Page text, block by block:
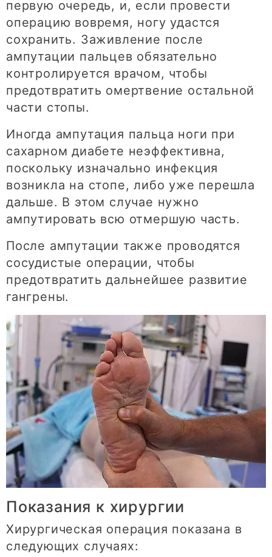
первую очередь, и, если провести
операцию вовремя, ногу удастся
сохранить. Заживление после
ампутации пальцев обязательно
контролируется врачом, чтобы
предотвратить омертвение остальной
части стопы.
Иногда ампутация пальца ноги при
сахарном диабете неэффективна,
поскольку изначально инфекция
возникла на стопе, либо уже перешла
дальше. В этом случае нужно
ампутировать всю отмершую часть.
После ампутации также проводятся
сосудистые операции, чтобы
предотвратить дальнейшее развитие
гангрены.
Показания к хирургии
Хирургическая операция показана в
следующих случаях: